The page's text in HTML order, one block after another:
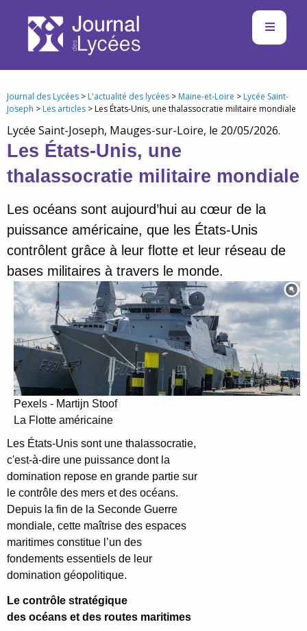
Journal des Lycées > L'actualité des lycées > Maine-et-Loire > Lycée Saint-
Joseph > Les articles > Les États-Unis, une thalassocratie militaire mondiale
Lycée Saint-Joseph, Mauges-sur-Loire, le 20/05/2026.
Les États-Unis, une
thalassocratie militaire mondiale
Les océans sont aujourd’hui au cœur de la
puissance américaine, que les États-Unis
contrôlent grâce à leur flotte et leur réseau de
bases militaires à travers le monde.
Pexels - Martijn Stoof
La Flotte américaine
Les États-Unis sont une thalassocratie,
c'est-à-dire une puissance dont la
domination repose en grande partie sur
le contrôle des mers et des océans.
Depuis la fin de la Seconde Guerre
mondiale, cette maîtrise des espaces
maritimes constitue l’un des
fondements essentiels de leur
domination géopolitique.
Le contrôle stratégique
des océans et des routes maritimes